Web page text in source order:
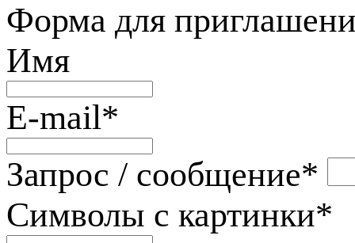
Форма для
Имя
E-mail*
Запрос / сообщение*
Символы с картинки*